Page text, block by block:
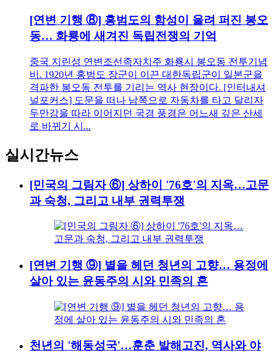
[연변 기행 ⑧] 홍범도의 함성이 울려 퍼진 봉오
동… 화룡에 새겨진 독립전쟁의 기억
중국 지린성 연변조선족자치주 화룡시 봉오동 전투기념
비. 1920년 홍범도 장군이 이끈 대한독립군이 일본군을
격파한 봉오동 전투를 기리는 역사 현장이다. [인터내셔
널포커스] 도문을 떠나 남쪽으로 자동차를 타고 달리자
두만강을 따라 이어지던 국경 풍경은 어느새 깊은 산세
로 바뀌기 시...
실시간뉴스
[민국의 그림자 ⑥] 상하이 '76호'의 지옥…고문
과 숙청, 그리고 내부 권력투쟁
[연변 기행 ⑨] 별을 헤던 청년의 고향… 용정에
살아 있는 윤동주의 시와 민족의 혼
천년의 '해동성국'…훈춘 발해고진, 역사와 야